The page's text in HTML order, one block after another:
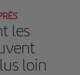
les
loin